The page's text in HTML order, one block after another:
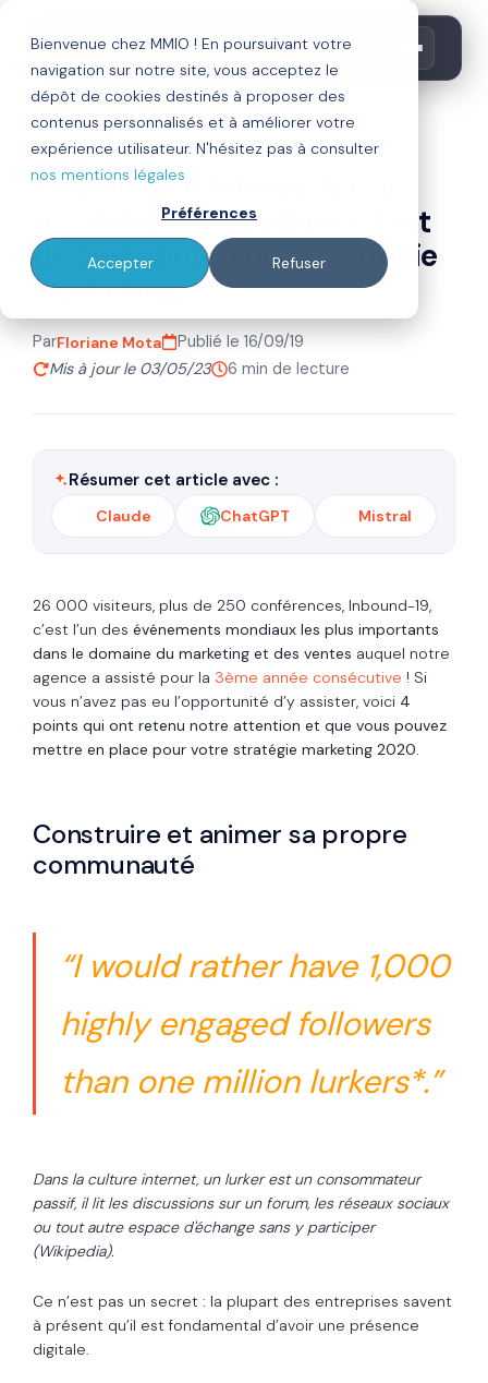
Bienvenue chez MMIO ! En poursuivant votre
navigation sur notre site, vous acceptez le
dépôt de cookies destinés à proposer des
contenus personnalisés et à améliorer votre
expérience utilisateur. N'hésitez pas à consulter
nos mentions légales
Préférences
Accepter Refuser
inbound marketing
Conférence Inbound19 : 4
résolutions à appliquer tout
de suite pour votre stratégie
marketing
ParFloriane Mota
Publié le 16/09/19
Mis à jour le 03/05/23
6 min de lecture
Résumer cet article avec :
Claude ChatGPT Mistral
26 000 visiteurs, plus de 250 conférences, Inbound-19,
c’est l’un des événements mondiaux les plus importants
dans le domaine du marketing et des ventes auquel notre
agence a assisté pour la 3ème année consécutive ! Si
vous n’avez pas eu l’opportunité d’y assister, voici 4
points qui ont retenu notre attention et que vous pouvez
mettre en place pour votre stratégie marketing 2020.
Construire et animer sa propre
communauté
“I would rather have 1,000
highly engaged followers
than one million lurkers*.”
Dans la culture internet, un lurker est un consommateur
passif, il lit les discussions sur un forum, les réseaux sociaux
ou tout autre espace d'échange sans y participer
(Wikipedia).
Ce n’est pas un secret : la plupart des entreprises savent
à présent qu’il est fondamental d’avoir une présence
digitale.